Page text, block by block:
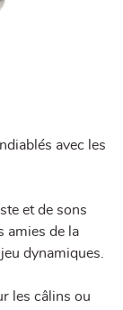
avec les
et de sons
amies de la
dynamiques.
les câlins ou